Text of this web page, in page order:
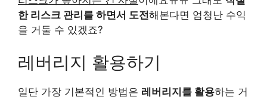
한 리스크 관리를 하면서 도전해본다면 엄청난 수익
을 거둘 수 있겠죠?
레버리지 활용하기
일단 가장 기본적인 방법은 레버리지를 활용하는 거